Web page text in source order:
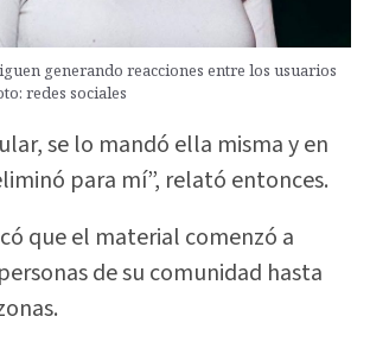
generando reacciones entre los usuarios
redes sociales
se lo mandó ella misma y en
para mí”, relató entonces.
que el material comenzó a
de su comunidad hasta